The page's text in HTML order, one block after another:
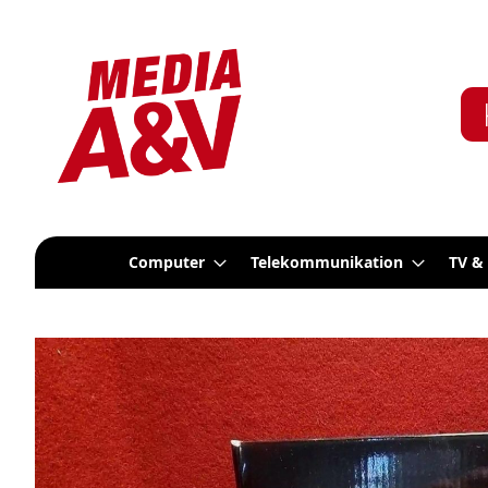
Computer Telekommunikation TV
Zum
Ende
der
Bildergalerie
springen